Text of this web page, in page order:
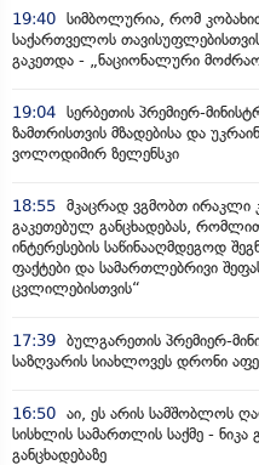
19:40 სიმბოლურია, რომ
საქართველოს
გაკეთდა - „ნაციონალური
19:04 სერბეთის პრემიერ-
ზამთრისთვის მზადებისა და
ვოლოდიმირ ზელენსკი
18:55 მკაცრად ვგმობთ ირაკლი
გაკეთებულ განცხადებას,
ინტერესების საწინააღმდეგოდ
ფაქტები და სამართლებრივი
ცვლილებისთვის“
17:39 ბულგარეთის პრემიერ-
საზღვარის სიახლოვეს დრონი
16:50 აი, ეს არის სამშობლოს
სისხლის სამართლის საქმე - ნიკა
განცხადებაზე